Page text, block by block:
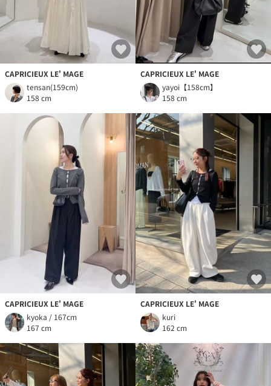
CAPRICIEUX LE' MAGE
tensan(159cm)
158 cm
CAPRICIEUX LE' MAGE
yayoi【158cm】
158 cm
CAPRICIEUX LE' MAGE
kyoka / 167cm
167 cm
CAPRICIEUX LE' MAGE
kuri
162 cm